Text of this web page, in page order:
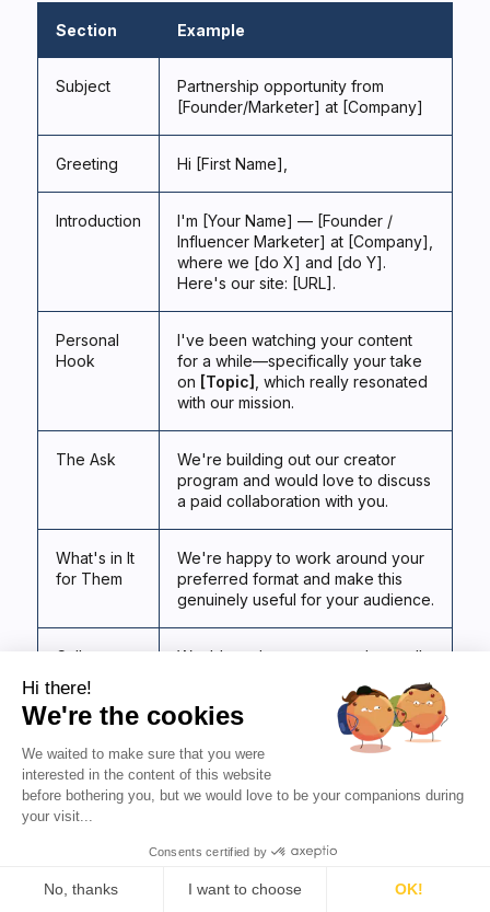
Section Example
Subject
Partnership opportunity from
[Founder/Marketer] at [Company]
Greeting Hi [First Name],
Introduction
I'm [Your Name] — [Founder /
Influencer Marketer] at [Company],
where we [do X] and [do Y].
Here's our site: [URL].
Personal
Hook
I've been watching your content
for a while—specifically your take
on [Topic] , which really resonated
with our mission.
The Ask
We're building out our creator
program and would love to discuss
a paid collaboration with you.
What's in It
for Them
We're happy to work around your
preferred format and make this
genuinely useful for your audience.
Call to
Action
Would you be open to a short call,
Sign-Off Looking forward to it,
[Your Name]
Hi there!
We're the cookies
We waited to make sure that you were
interested in the content of this website
before bothering you, but we would love to be your companions during
your visit...
Consents certified by
No, thanks I want to choose OK!